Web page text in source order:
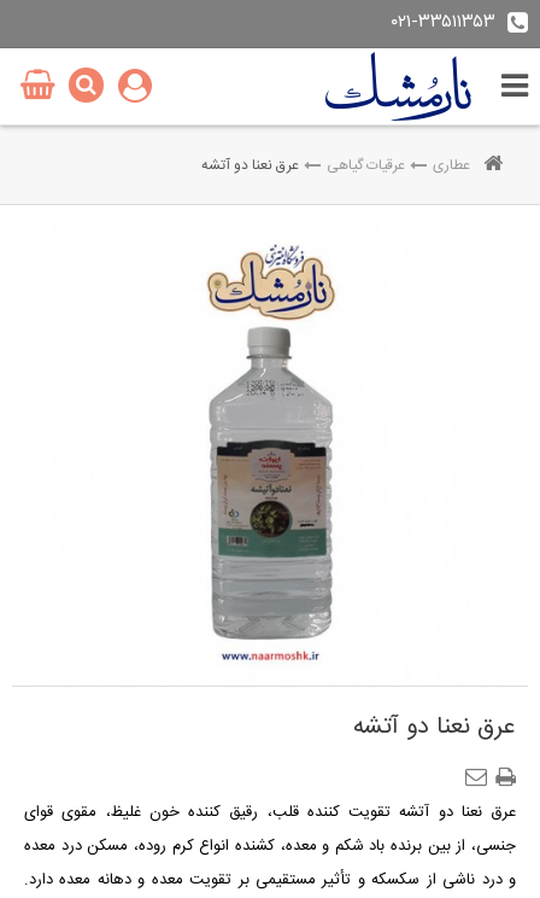
۰۲۱-۳۳۵۱۱۳۵۳
عطاری عرقیات گیاهی عرق نعنا دو آتشه
عرق نعنا دو آتشه
عرق نعنا دو آتشه تقویت کننده قلب، رقیق کننده خون غلیظ، مقوی قوای
جنسی، از بین برنده باد شکم و معده، کشنده انواع کرم‌ روده، مسکن درد معده
و درد ناشی از سکسکهو تأثیر مستقیمی بر تقویت معده و دهانه معده دارد.